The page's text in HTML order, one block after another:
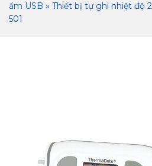
ẩm USB » Thiết bị tự ghi nhiệt độ
501